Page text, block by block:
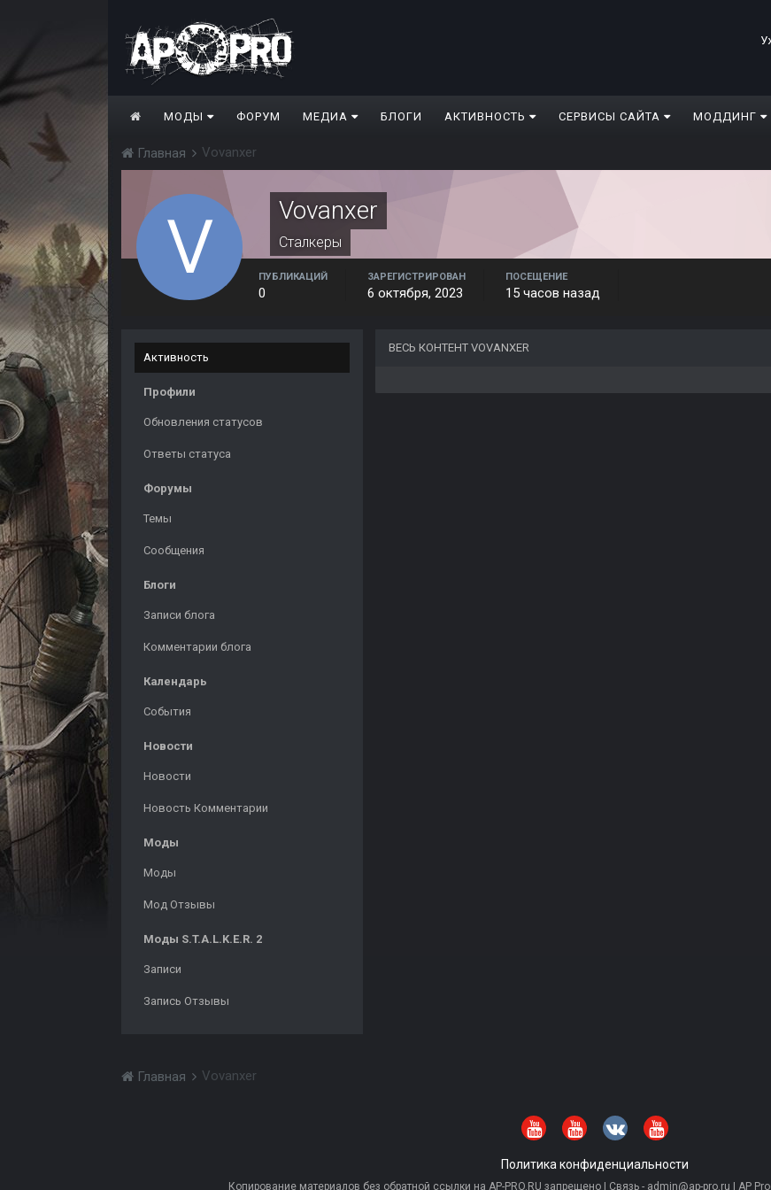
МОДЫ ФОРУМ МЕДИА БЛОГИ АКТИВНОСТЬ СЕРВИСЫ САЙТА МОДДИНГ
Главная Vovanxer
Vovanxer
Сталкеры
ПУБЛИКАЦИЙ
0
ЗАРЕГИСТРИРОВАН
6 октября, 2023
ПОСЕЩЕНИЕ
15 часов назад
Активность
Профили
Обновления статусов
Ответы статуса
Форумы
Темы
Сообщения
Блоги
Записи блога
Комментарии блога
Календарь
События
Новости
Новости
Новость Комментарии
Моды
Моды
Мод Отзывы
Моды S.T.A.L.K.E.R. 2
Записи
Запись Отзывы
ВЕСЬ КОНТЕНТ VOVANXER
Главная Vovanxer
Политика конфиденциальности
Копирование материалов без обратной ссылки на AP-PRO.RU запрещено | Связь - admin@ap-pro.ru | AP